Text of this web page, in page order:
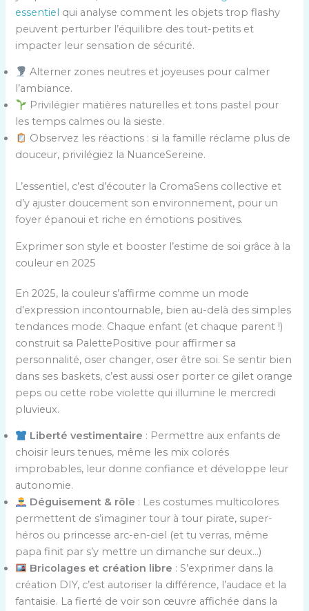
essentiel qui analyse comment les objets trop flashy
peuvent perturber l’équilibre des tout-petits et
impacter leur sensation de sécurité.
Alterner zones neutres et joyeuses pour calmer
l’ambiance.
Privilégier matières naturelles et tons pastel pour
les temps calmes ou la sieste.
Observez les réactions : si la famille réclame plus de
douceur, privilégiez la NuanceSereine.
L’essentiel, c’est d’écouter la CromaSens collective et
d’y ajuster doucement son environnement, pour un
foyer épanoui et riche en émotions positives.
Exprimer son style et booster l’estime de soi grâce à la
couleur en 2025
En 2025, la couleur s’affirme comme un mode
d’expression incontournable, bien au-delà des simples
tendances mode. Chaque enfant (et chaque parent !)
construit sa PalettePositive pour affirmer sa
personnalité, oser changer, oser être soi. Se sentir bien
dans ses baskets, c’est aussi oser porter ce gilet orange
peps ou cette robe violette qui illumine le mercredi
pluvieux.
Liberté vestimentaire : Permettre aux enfants de
choisir leurs tenues, même les mix colorés
improbables, leur donne confiance et développe leur
autonomie.
Déguisement & rôle : Les costumes multicolores
permettent de s’imaginer tour à tour pirate, super-
héros ou princesse arc-en-ciel (et tu verras, même
papa finit par s’y mettre un dimanche sur deux…)
Bricolages et création libre : S’exprimer dans la
création DIY, c’est autoriser la différence, l’audace et la
fantaisie. La fierté de voir son œuvre affichée dans la